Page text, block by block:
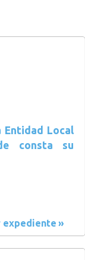
Entidad Local
consta su
expediente